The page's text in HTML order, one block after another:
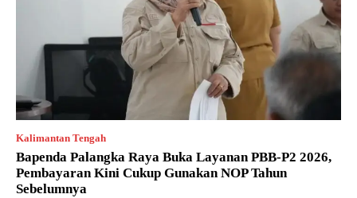
Kalimantan Tengah
Bapenda Palangka Raya Buka Layanan PBB-P2 2026,
Pembayaran Kini Cukup Gunakan NOP Tahun
Sebelumnya